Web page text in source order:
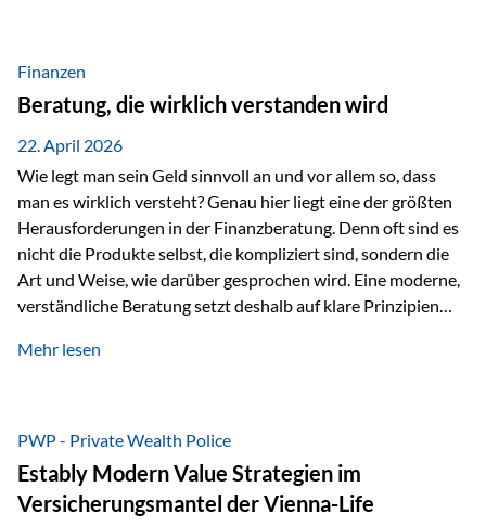
verfügbaren Kennzahlen (Stand Ende 2024, veröffentlicht
2025/2026)…
Finanzen
Beratung, die wirklich verstanden wird
22. April 2026
Wie legt man sein Geld sinnvoll an und vor allem so, dass
man es wirklich versteht? Genau hier liegt eine der größten
Herausforderungen in der Finanzberatung. Denn oft sind es
nicht die Produkte selbst, die kompliziert sind, sondern die
Art und Weise, wie darüber gesprochen wird. Eine moderne,
verständliche Beratung setzt deshalb auf klare Prinzipien
fünf zentrale Faktoren: eine saubere Struktur, breite
diesem Thema liefern unter anderem die praxisnahen
Ansätze von Finanzexperte Klaus Rost, der seit vielen Jahren
für eine verständliche und…
Mehr lesen
PWP - Private Wealth Police
Estably Modern Value Strategien im
Versicherungsmantel der Vienna-Life